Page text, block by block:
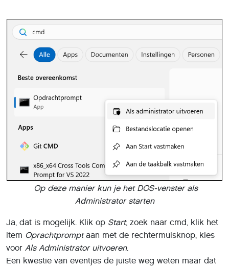
Op deze manier kun je het DOS-venster als
Administrator starten
Ja, dat is mogelijk. Klik op Start, zoek naar cmd, klik het
item Oprachtpromptaan met de rechtermuisknop, kies
voor Als Administrator uitvoeren.
Een kwestie van eventjes de juiste weg weten maar dat